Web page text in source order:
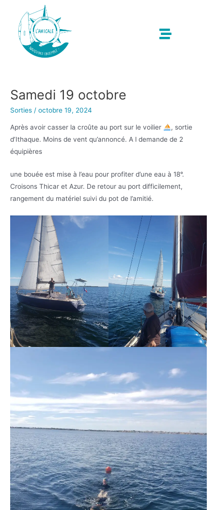
Samedi 19 octobre
Sorties /octobre 19, 2024
Après avoir casser la croûte au port sur le voilier
, sortie
d’Ithaque. Moins de vent qu’annoncé. A l demande de 2
équipières
une bouée est mise à l’eau pour profiter d’une eau à 18°.
Croisons Thicar et Azur. De retour au port difficilement,
rangement du matériel suivi du pot de l’amitié.